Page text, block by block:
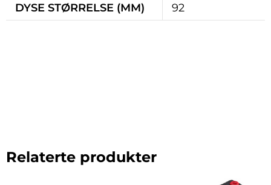
DYSE STØRRELSE (MM)
92
Relaterte produkter